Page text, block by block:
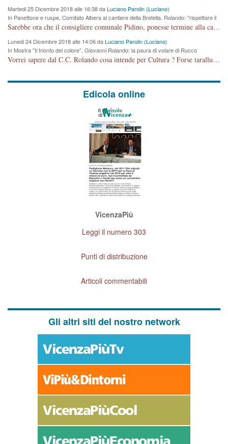
Martedi 25 Dicembre 2018 alle 16:38 daLuciano Parolin (Luciano)
In Panettone e ruspe, Comitato Albera al cantiere della Bretella. Rolando: "rispettare il
cronoprogramma"
Sarebbe ora che il consigliere comunale Pidino, ponesse termine alla campagna elettorale nel territorio del suo seggio Villaggio del Sole. La tiraca è iniziata, distruggerà 6 km di prateria ovest della città, ricca di fonti e sorgenti d'acqua. I cittadini di Maddalene non avranno più Pace la notte. Molta colpa per la costruzione di questa Strada è proprio del signor Rolando,dei suoi gazebo mobili e che vuol far passare questa opera VANDALICA come progetto "utile" a chi ? Non è cosa seria sig. Rolando!
Lunedi 24 Dicembre 2018 alle 14:06 daLuciano Parolin (Luciano)
In Mostra "Il trionfo del colore", Giovanni Rolando: la paura di volare di Rucco
Vorrei sapere dal C.C. Rolando cosa intende per Cultura ? Forse tarallucci, vino e sagre, o spaghetti tricolori del PD ? Il continuo (s)parlare della mostra a Palazzo Chiericati caro consigliere DANNEGGIA FORTEMENTE l'immagine della città TUTTA e fa deviare i consensi che in RUSSIA (badi bene ex U.R.S.S.) sono ECCELLENTI. A livello artistico l'evento è di alta Valenza culturale, COMPITO di Tutta la Cittadinanza fare il possibile per propagandare l'iniziativa senza farne UN CASO PARTITICO come fa Lei da sempre. Meno Gazebo + Partecipazione! E così sia. Amen.
Edicola online
VicenzaPiù
Leggi il numero 303
Punti di distribuzione
Articoli commentabili
Gli altri siti del nostro network